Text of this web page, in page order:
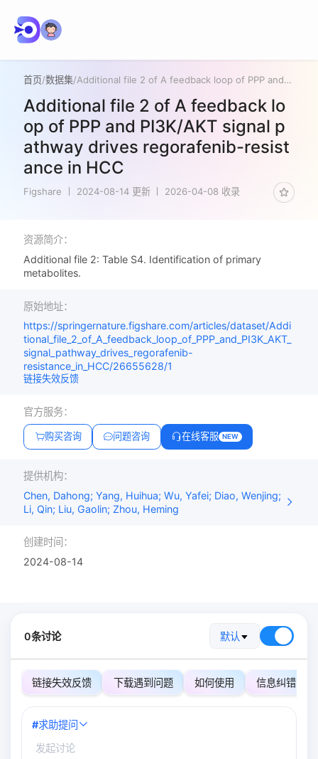
首页/数据集/ Additional file 2 of A feedback loop of PPP and PI3K/AKT signal pathway drives regorafenib-resistance in HCC
Additional file 2 of A feedback lo
op of PPP and PI3K/AKT signal p
athway drives regorafenib-resist
ance in HCC
Figshare 2024-08-14 更新 2026-04-08 收录
资源简介：
Additional file 2: Table S4. Identification of primary
metabolites.
原始地址：
https://springernature.figshare.com/articles/dataset/Addi
tional_file_2_of_A_feedback_loop_of_PPP_and_PI3K_AKT_
signal_pathway_drives_regorafenib-
resistance_in_HCC/26655628/1
链接失效反馈
官方服务：
购买咨询 问题咨询 在线客服 NEW
提供机构：
Chen, Dahong; Yang, Huihua; Wu, Yafei; Diao, Wenjing;
Li, Qin; Liu, Gaolin; Zhou, Heming
创建时间：
2024-08-14
0条讨论 默认
链接失效反馈 下载遇到问题 如何使用 信息纠错
#求助提问